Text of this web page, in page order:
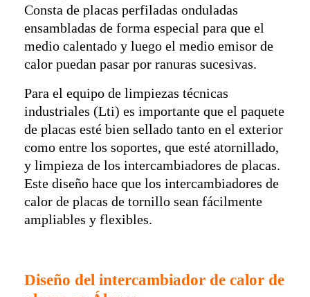
Consta de placas perfiladas onduladas
ensambladas de forma especial para que el
medio calentado y luego el medio emisor de
calor puedan pasar por ranuras sucesivas.
Para el equipo de limpiezas técnicas
industriales (Lti) es importante que el paquete
de placas esté bien sellado tanto en el exterior
como entre los soportes, que esté atornillado,
y limpieza de los intercambiadores de placas.
Este diseño hace que los intercambiadores de
calor de placas de tornillo sean fácilmente
ampliables y flexibles.
Diseño del intercambiador de calor de